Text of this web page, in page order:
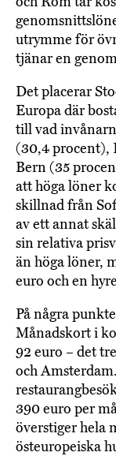
utrymme för
tjänar en
Det placerar
Europa där
till vad
(30,4 procent),
Bern (35
att höga löner
skillnad från
av ett annat
sin relativa
än höga löner,
euro och en
På några
Månadskort i
92 euro – det
och
390 euro per
överstiger hela
östeuropeiska